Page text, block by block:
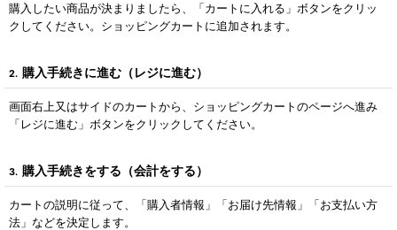
購入したい商品が決まりましたら、「カートに入れる」ボタンをクリッ
クしてください。ショッピングカートに追加されます。
2. 購入手続きに進む（レジに進む）
画面右上又はサイドのカートから、ショッピングカートのページへ進み
「レジに進む」ボタンをクリックしてください。
3. 購入手続きをする（会計をする）
カートの説明に従って、「購入者情報」「お届け先情報」「お支払い方
法」などを決定します。